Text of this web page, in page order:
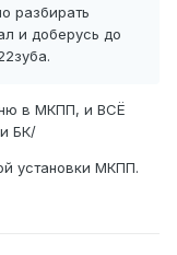
разбирать
и доберусь до
в МКПП, и ВСЁ
БК/
установки МКПП.